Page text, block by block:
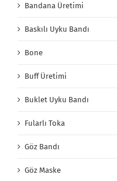
Bandana Üretimi
Baskılı Uyku Bandı
Bone
Buff Üretimi
Buklet Uyku Bandı
Fularlı Toka
Göz Bandı
Göz Maske